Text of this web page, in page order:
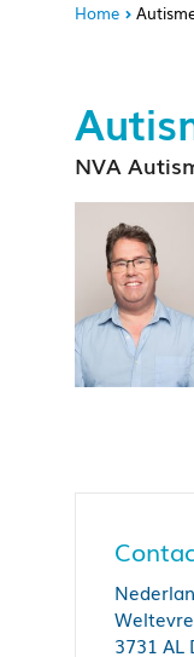
Home
NVA
3731 AL